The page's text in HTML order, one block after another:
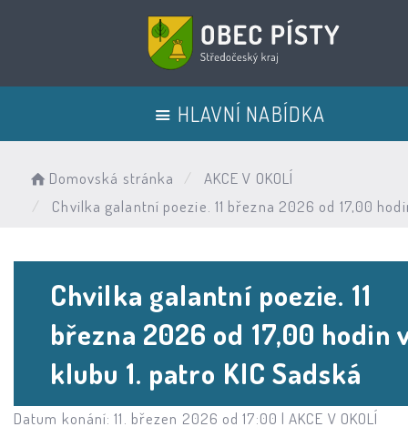
HLAVNÍ NABÍDKA
Domovská stránka
AKCE V OKOLÍ
Chvilka galantní poezie. 11 března 2026 od 17,00
Chvilka galantní poezie. 11
března 2026 od 17,00 hodin
klubu 1. patro KIC Sadská
Datum konání: 11. březen 2026 od 17:00 |AKCE V OKOLÍ